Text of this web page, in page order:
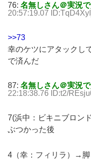
76: 名無しさん＠実況
20:57:19.07
>>73
幸のケツにアタックし
で済んだ
87: 名無しさん＠実況
22:18:38.76 ID:t2/
7(浜中：ビキニブロン
ぶつかった後
4（幸：フィリラ）→脚